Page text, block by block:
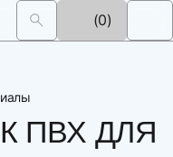
(0)
ПВХ ДЛЯ